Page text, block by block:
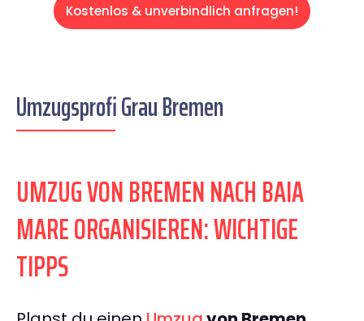
Kostenlos & unverbindlich anfragen!
Umzugsprofi Grau Bremen
UMZUG VON BREMEN NACH BAIA
MARE ORGANISIEREN: WICHTIGE
TIPPS